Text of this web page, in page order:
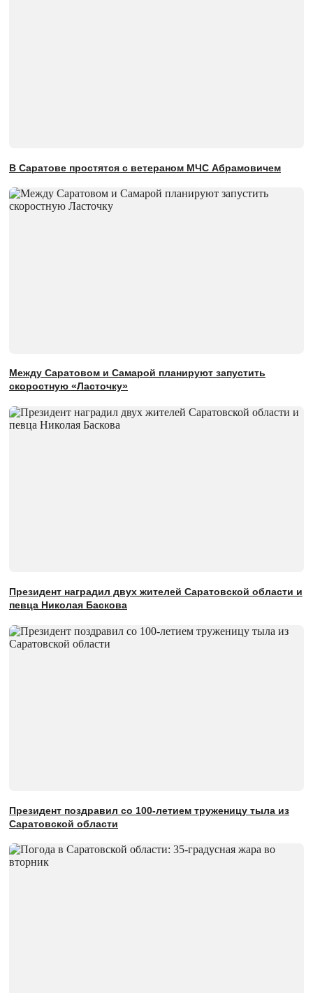
В Саратове простятся с ветераном МЧС Абрамовичем
Между Саратовом и Самарой планируют запустить
скоростную «Ласточку»
Президент наградил двух жителей Саратовской области и
певца Николая Баскова
Президент поздравил со 100-летием труженицу тыла из
Саратовской области